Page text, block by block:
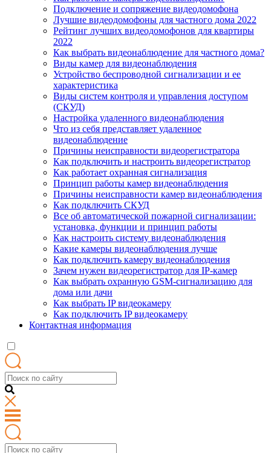
Подключение и сопряжение видеодомофона
Лучшие видеодомофоны для частного дома 2022
Рейтинг лучших видеодомофонов для квартиры
2022
Как выбрать видеонаблюдение для частного дома?
Виды камер для видеонаблюдения
Устройство беспроводной сигнализации и ее
характеристика
Виды систем контроля и управления доступом
(СКУД)
Настройка удаленного видеонаблюдения
Что из себя представляет удаленное
видеонаблюдение
Причины неисправности видеорегистратора
Как подключить и настроить видеорегистратор
Как работает охранная сигнализация
Принцип работы камер видеонаблюдения
Причины неисправности камер видеонаблюдения
Как подключить СКУД
Все об автоматической пожарной сигнализации:
установка, функции и принцип работы
Как настроить систему видеонаблюдения
Какие камеры видеонаблюдения лучше
Как подключить камеру видеонаблюдения
Зачем нужен видеорегистратор для IP-камер
Как выбрать охранную GSM-сигнализацию для
дома или дачи
Как выбрать IP видеокамеру
Как подключить IP видеокамеру
Контактная информация